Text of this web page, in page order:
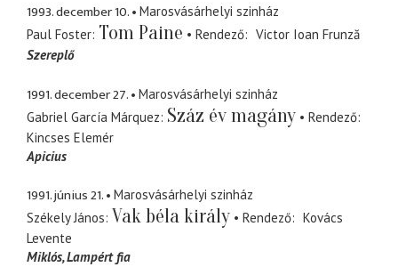
1993. december 10.
Marosvásárhelyi szinház
Paul Foster Tom Paine Rendező
Victor Ioan Frunză
Szereplő
1991. december 27.
Marosvásárhelyi szinház
Gabriel García Márquez Száz év magány
Rendező
Kincses Elemér
Apicius
1991. június 21.
Marosvásárhelyi szinház
Székely János Vak béla király Rendező
Kovács
Levente
Miklós Lampért fia